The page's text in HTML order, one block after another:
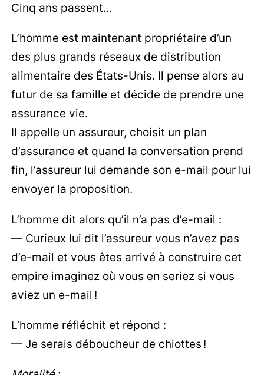
Cinq ans passent…
L’homme est maintenant propriétaire d’un
des plus grands réseaux de distribution
alimentaire des États-Unis. Il pense alors au
futur de sa famille et décide de prendre une
assurance vie.
Il appelle un assureur, choisit un plan
d’assurance et quand la conversation prend
fin, l’assureur lui demande son e-mail pour lui
envoyer la proposition.
L’homme dit alors qu’il n’a pas d’e-mail :
— Curieux lui dit l’assureur vous n’avez pas
d’e-mail et vous êtes arrivé à construire cet
empire imaginez où vous en seriez si vous
aviez un e-mail !
L’homme réfléchit et répond :
— Je serais déboucheur de chiottes !